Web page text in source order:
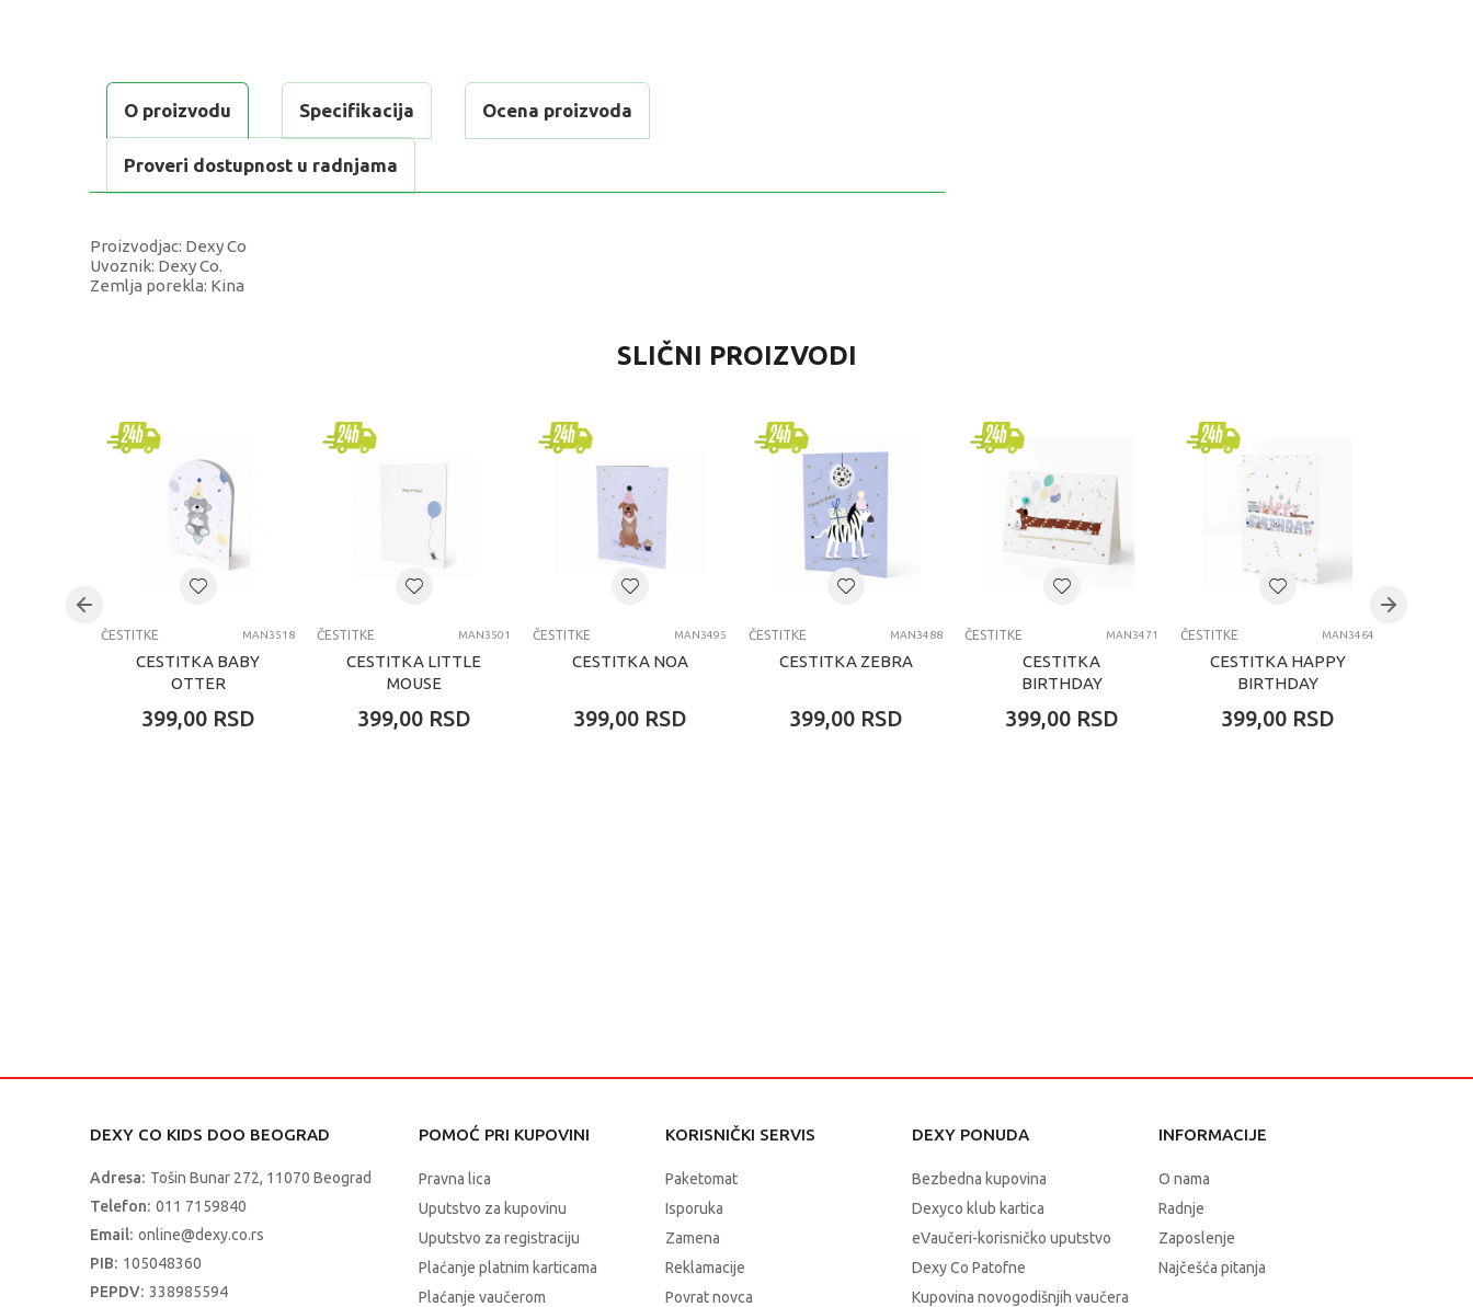
O proizvodu Specifikacija Ocena proizvoda
Proveri dostupnost u radnjama
Proizvodjac: Dexy Co
Uvoznik: Dexy Co.
Zemlja porekla: Kina
Čestitke
Brend Dexy Co čestitke
univerzalno
svi uzrasti
SLIČNI PROIZVODI
ČESTITKE MAN3518
CESTITKA BABY
OTTER
399,00 RSD
ČESTITKE MAN3501
CESTITKA LITTLE
MOUSE
399,00 RSD
ČESTITKE MAN3495
CESTITKA NOA
399,00 RSD
ČESTITKE MAN3488
CESTITKA ZEBRA
399,00 RSD
ČESTITKE MAN3471
CESTITKA
BIRTHDAY
399,00 RSD
ČESTITKE MAN3464
CESTITKA HAPPY
BIRTHDAY
399,00 RSD
DEXY CO KIDS DOO BEOGRAD
Adresa: Tošin Bunar 272, 11070 Beograd
Telefon: 011 7159840
Email: online@dexy.co.rs
PIB: 105048360
PEPDV: 338985594
POMOĆ PRI KUPOVINI
Pravna lica
Uputstvo za kupovinu
Uputstvo za registraciju
Plaćanje platnim karticama
Plaćanje vaučerom
KORISNIČKI SERVIS
Paketomat
Isporuka
Zamena
Reklamacije
Povrat novca
DEXY PONUDA
Bezbedna kupovina
Dexyco klub kartica
eVaučeri-korisničko uputstvo
Dexy Co Patofne
Kupovina novogodišnjih vaučera
INFORMACIJE
O nama
Radnje
Zaposlenje
Najčešća pitanja